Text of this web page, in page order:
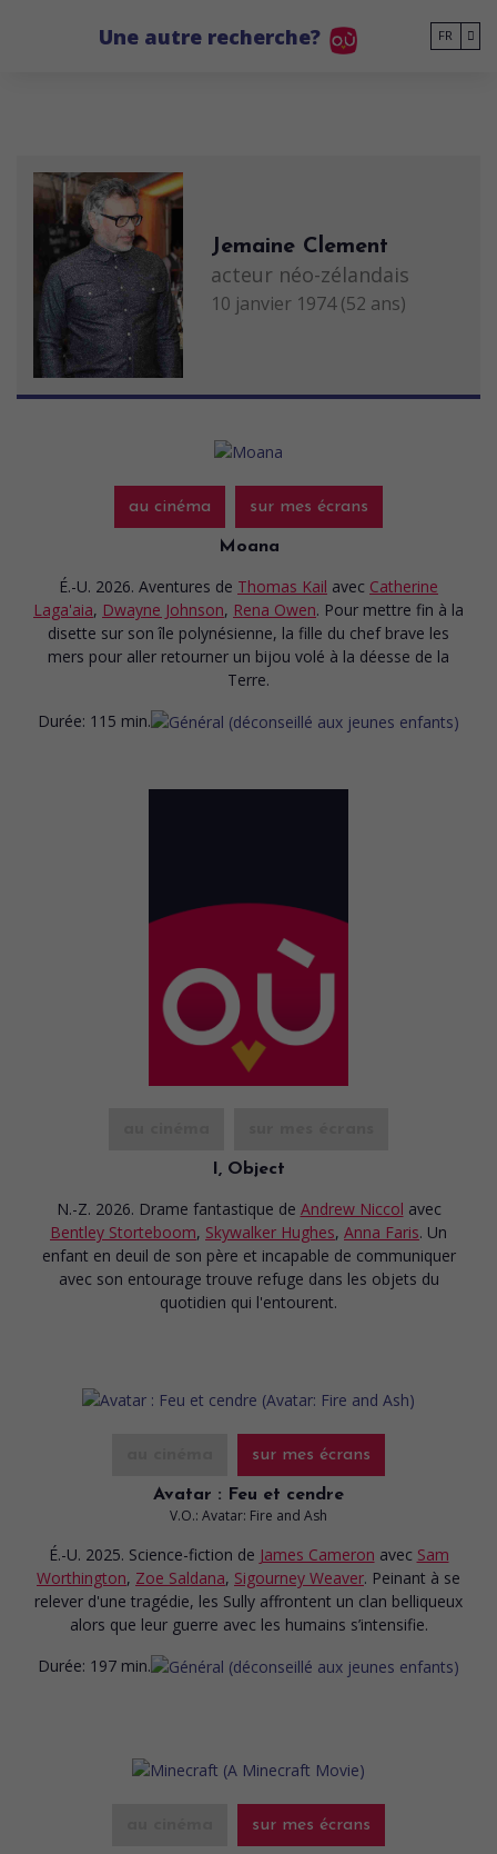
Une autre recherche? FR
Jemaine Clement
acteur néo-zélandais
10 janvier 1974 (52 ans)
au cinéma sur mes écrans
Moana
É.-U. 2026. Aventures de Thomas Kail avec Catherine
Laga'aia, Dwayne Johnson, Rena Owen. Pour mettre fin à la
disette sur son île polynésienne, la fille du chef brave les
mers pour aller retourner un bijou volé à la déesse de la
Terre.
Durée: 115 min.
I, Object
N.-Z. 2026. Drame fantastique de Andrew Niccol avec
Bentley Storteboom, Skywalker Hughes, Anna Faris. Un
enfant en deuil de son père et incapable de communiquer
avec son entourage trouve refuge dans les objets du
quotidien qui l'entourent.
sur mes écrans
Avatar : Feu et cendre
V.O.: Avatar: Fire and Ash
É.-U. 2025. Science-fiction de James Cameron avec Sam
Worthington, Zoe Saldana, Sigourney Weaver. Peinant à se
relever d'une tragédie, les Sully affrontent un clan belliqueux
alors que leur guerre avec les humains s’intensifie.
Durée: 197 min.
sur mes écrans